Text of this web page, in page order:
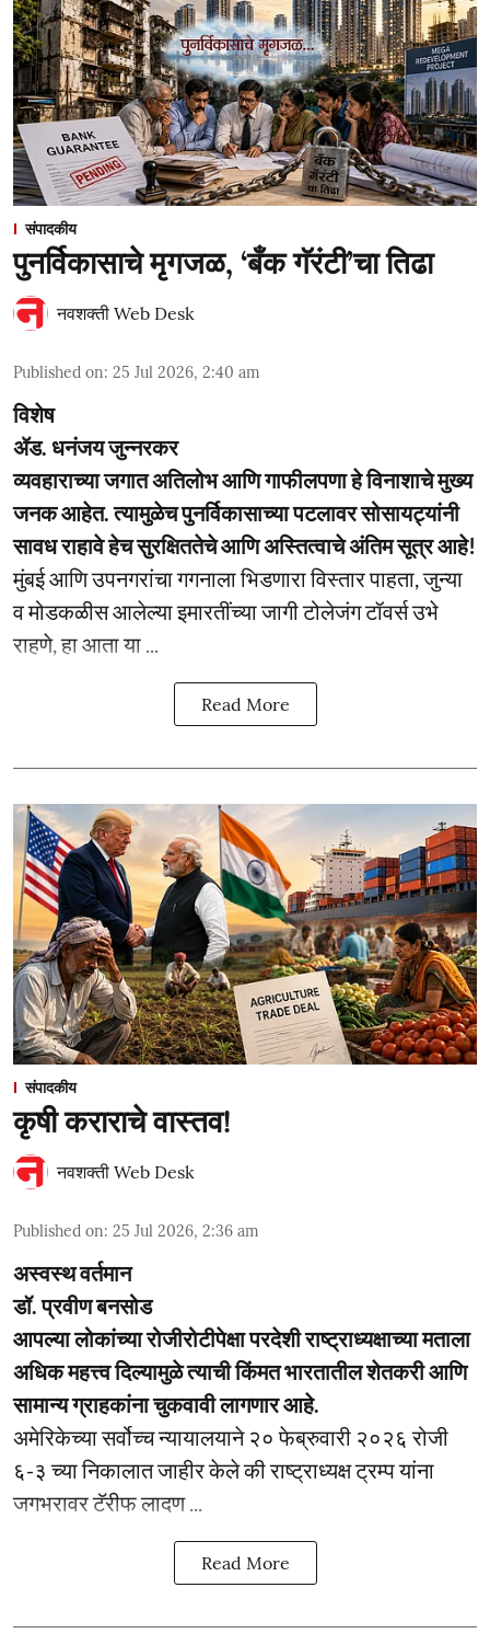
संपादकीय
पुनर्विकासाचे मृगजळ, ‘बँक गॅरंटी’चा तिढा
नवशक्ती Web Desk
Published on: 25 Jul 2026, 2:40 am
विशेष
ॲड. धनंजय जुन्नरकर
व्यवहाराच्या जगात अतिलोभ आणि गाफीलपणा हे विनाशाचे मुख्य
जनक आहेत. त्यामुळेच पुनर्विकासाच्या पटलावर सोसायट्यांनी
सावध राहावे हेच सुरक्षिततेचे आणि अस्तित्वाचे अंतिम सूत्र आहे!
मुंबई आणि उपनगरांचा गगनाला भिडणारा विस्तार पाहता, जुन्या
व मोडकळीस आलेल्या इमारतींच्या जागी टोलेजंग टॉवर्स उभे
राहणे, हा आता या ...
Read More
संपादकीय
कृषी कराराचे वास्तव!
नवशक्ती Web Desk
Published on: 25 Jul 2026, 2:36 am
अस्वस्थ वर्तमान
डॉ. प्रवीण बनसोड
आपल्या लोकांच्या रोजीरोटीपेक्षा परदेशी राष्ट्राध्यक्षाच्या मताला
अधिक महत्त्व दिल्यामुळे त्याची किंमत भारतातील शेतकरी आणि
सामान्य ग्राहकांना चुकवावी लागणार आहे.
अमेरिकेच्या सर्वोच्च न्यायालयाने २० फेब्रुवारी २०२६ रोजी
६-३ च्या निकालात जाहीर केले की राष्ट्राध्यक्ष ट्रम्प यांना
जगभरावर टॅरीफ लादण ...
Read More